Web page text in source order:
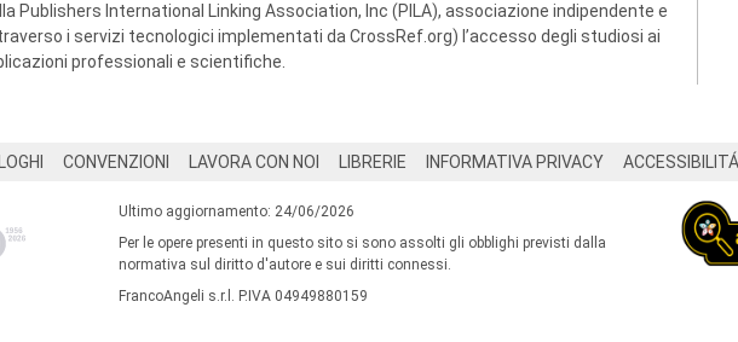
Publishers International Linking Association, Inc (PILA), associazione indipendente e
i servizi tecnologici implementati da CrossRef.org) l’accesso degli studiosi ai
professionali e scientifiche.
CONVENZIONI LAVORA CON NOI LIBRERIE INFORMATIVA PRIVACY ACCESSIBILITÁ
Ultimo aggiornamento: 24/06/2026
Per le opere presenti in questo sito si sono assolti gli obblighi previsti dalla
normativa sul diritto d'autore e sui diritti connessi.
FrancoAngeli s.r.l. P.IVA 04949880159